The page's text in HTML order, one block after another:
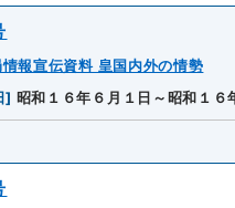
報宣伝資料 皇国内外の情勢
] 昭和１６年６月１日～昭和１６